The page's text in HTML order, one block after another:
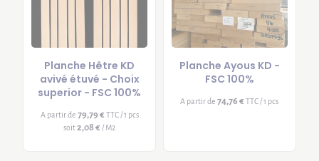
Planche Hêtre KD
avivé étuvé - Choix
superior - FSC 100%
A partir de 79,79 € TTC / 1 pcs
soit2,08 € / M2
Planche Ayous KD -
FSC 100%
A partir de74,76 € TTC / 1 pcs